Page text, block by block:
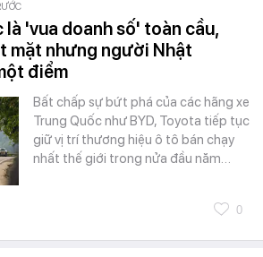
'vua doanh số' toàn cầu,
mặt nhưng người Nhật
điểm
Bất chấp sự bứt phá của các hãng xe
Trung Quốc như BYD, Toyota tiếp tục
giữ vị trí thương hiệu ô tô bán chạy
nhất thế giới trong nửa đầu năm…
0